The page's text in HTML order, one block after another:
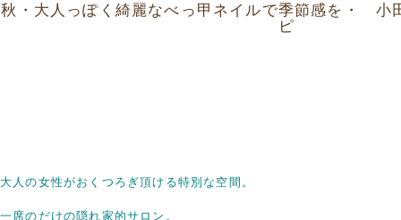
秋・大人っぽく綺麗なべっ甲ネイルで季節感を・
ピ
大人の女性がおくつろぎ頂ける特別な空間。
一席のだけの隠れ家的サロン。